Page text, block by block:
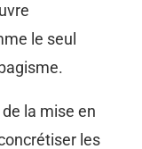
le seul
la mise en
les